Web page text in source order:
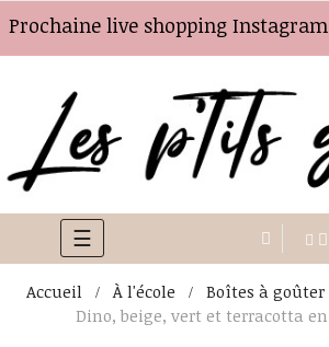
Prochaine live shopping
Basculer
navigation
☰
Accueil À l'école Boîtes à goûter
Dino, beige, vert et terracotta